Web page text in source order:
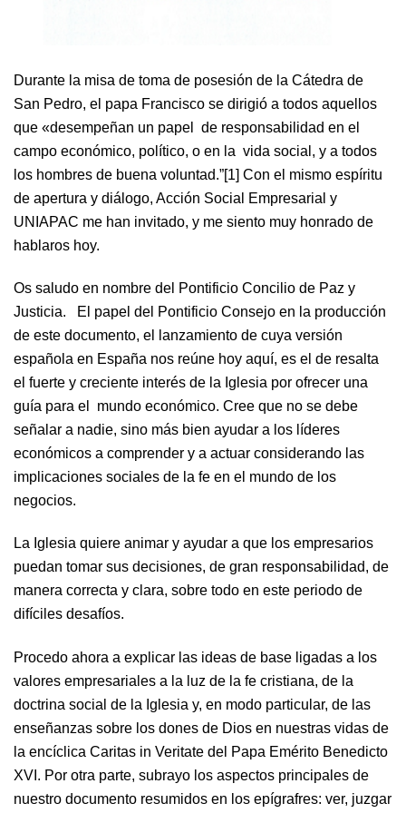
Durante la misa de toma de posesión de la Cátedra de
San Pedro, el papa Francisco se dirigió a todos aquellos
que «desempeñan un papel de responsabilidad en el
campo económico, político, o en la vida social, y a todos
los hombres de buena voluntad.”[1] Con el mismo espíritu
de apertura y diálogo, Acción Social Empresarial y
UNIAPAC me han invitado, y me siento muy honrado de
hablaros hoy.
Os saludo en nombre del Pontificio Concilio de Paz y
Justicia. El papel del Pontificio Consejo en la producción
de este documento, el lanzamiento de cuya versión
española en España nos reúne hoy aquí, es el de resalta
el fuerte y creciente interés de la Iglesia por ofrecer una
guía para el mundo económico. Cree que no se debe
señalar a nadie, sino más bien ayudar a los líderes
económicos a comprender y a actuar considerando las
implicaciones sociales de la fe en el mundo de los
negocios.
La Iglesia quiere animar y ayudar a que los empresarios
puedan tomar sus decisiones, de gran responsabilidad, de
manera correcta y clara, sobre todo en este periodo de
difíciles desafíos.
Procedo ahora a explicar las ideas de base ligadas a los
valores empresariales a la luz de la fe cristiana, de la
doctrina social de la Iglesia y, en modo particular, de las
enseñanzas sobre los dones de Dios en nuestras vidas de
la encíclica Caritas in Veritate del Papa Emérito Benedicto
XVI. Por otra parte, subrayo los aspectos principales de
nuestro documento resumidos en los epígrafres: ver, juzgar